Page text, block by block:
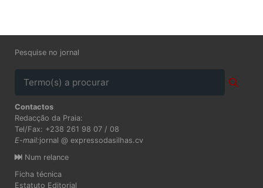
Pesquise no jornal
Contactos
Redacção da Praia:
Tel/Fax: +238 261 98 07 / 08
E-mail:jornal @ expressodasilhas.cv
Num relance
Ficha técnica
Estatuto Editorial